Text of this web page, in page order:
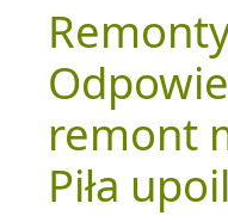
remont
Piła